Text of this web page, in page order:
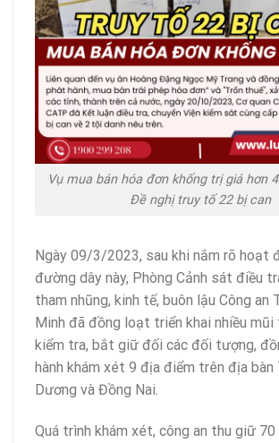
Vụ mua bán hóa đơn khống trị giá hơn
Đề nghị truy tố 22 bị can
Ngày 09/3/2023, sau khi nắm rõ hoạt
đường dây này, Phòng Cảnh sát điều
tham nhũng, kinh tế, buôn lậu Công an
Minh đã đồng loạt triển khai nhiều mũi
kiểm tra, bắt giữ đối các đối tượng,
hành khám xét 9 địa điểm trên địa bàn
Dương và Đồng Nai.
Quá trình khám xét, công an thu giữ 70